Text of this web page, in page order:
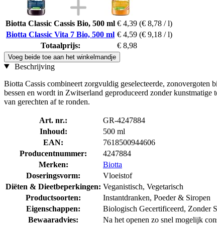
Biotta Classic Cassis Bio, 500 ml € 4,39 (€ 8,78 / l)
Biotta Classic Vita 7 Bio, 500 ml € 4,59 (€ 9,18 / l)
Totaalprijs:
€ 8,98
Voeg beide toe aan het winkelmandje
Beschrijving
Biotta Cassis combineert zorgvuldig geselecteerde, zonovergoten
bessen en wordt in Zwitserland geproduceerd zonder
van gerechten af te ronden.
Art. nr.:
GR-4247884
Inhoud:
500 ml
EAN:
7618500944606
Producentnummer:
4247884
Merken:
Biotta
Doseringsvorm:
Vloeistof
Diëten & Dieetbeperkingen: Veganistisch, Vegetarisch
Productsoorten:
Instantdranken, Poeder & Siropen
Eigenschappen:
Biologisch Gecertificeerd, Zonder
Bewaaradvies:
Na het openen zo snel mogelijk